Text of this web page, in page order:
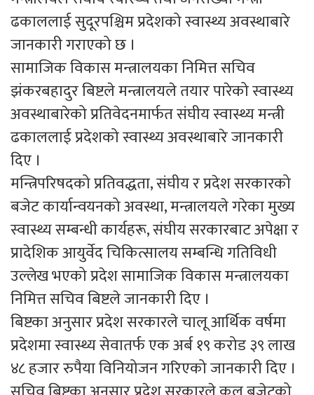
ढकाललाई सुदूरपश्चिम प्रदेशको स्वास्थ्य अवस्थाबारे
जानकारी गराएको छ ।
सामाजिक विकास मन्त्रालयका निमित्त सचिव
झंकरबहादुर बिष्टले मन्त्रालयले तयार पारेको स्वास्थ्य
अवस्थाबारेको प्रतिवेदनमार्फत संघीय स्वास्थ्य मन्त्री
ढकाललाई प्रदेशको स्वास्थ्य अवस्थाबारे जानकारी
दिए ।
मन्त्रिपरिषदको प्रतिवद्धता, संघीय र प्रदेश सरकारको
बजेट कार्यान्वयनको अवस्था, मन्त्रालयले गरेका मुख्य
स्वास्थ्य सम्बन्धी कार्यहरू, संघीय सरकारबाट अपेक्षा र
प्रादेशिक आयुर्वेद चिकित्सालय सम्बन्धि गतिविधी
उल्लेख भएको प्रदेश सामाजिक विकास मन्त्रालयका
निमित्त सचिव बिष्टले जानकारी दिए ।
बिष्टका अनुसार प्रदेश सरकारले चालू आर्थिक वर्षमा
प्रदेशमा स्वास्थ्य सेवातर्फ एक अर्ब १९ करोड ३९ लाख
४८ हजार रुपैया विनियोजन गरिएको जानकारी दिए ।